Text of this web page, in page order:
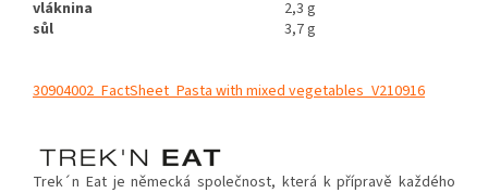
vláknina
sůl
2,3 g
3,7 g
30904002_FactSheet_Pasta with mixed vegetables_V210916
Trek´n Eat je německá společnost, která k přípravě každého